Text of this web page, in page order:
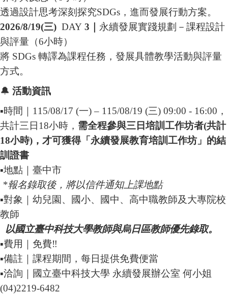
透過設計思考深刻探究SDGs，進而發展行動方案。
2026/8/19(三) DAY 3
永續發展實踐規劃－課程設計
與評量（6小時）
將 SDGs 轉譯為課程任務，發展具體教學活動與評量
方式。
🔔 活動資訊
▪️時間｜115/08/17 (一) – 115/08/19 (三) 09:00 - 16:00，
共計三日18小時， 需全程參與三日培訓工作坊者(共計
18小時)，才可獲得「永續發展教育培訓工作坊」的結
訓證書
▪️地點｜臺中市
*報名錄取後，將以信件通知上課地點
▪️對象｜幼兒園、國小、國中、高中職教師及大專院校
教師
以國立臺中科技大學教師與烏日區教師優先錄取。
▪️費用｜免費‼️
▪️備註｜課程期間，每日提供免費便當
▪️洽詢｜國立臺中科技大學 永續發展辦公室 何小姐
(04)2219-6482